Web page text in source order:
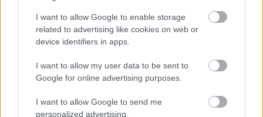
I want to allow Google to enable storage
related to advertising like cookies on web or
device identifiers in apps.
I want to allow my user data to be sent to
Google for online advertising purposes.
I want to allow Google to send me
personalized advertising.